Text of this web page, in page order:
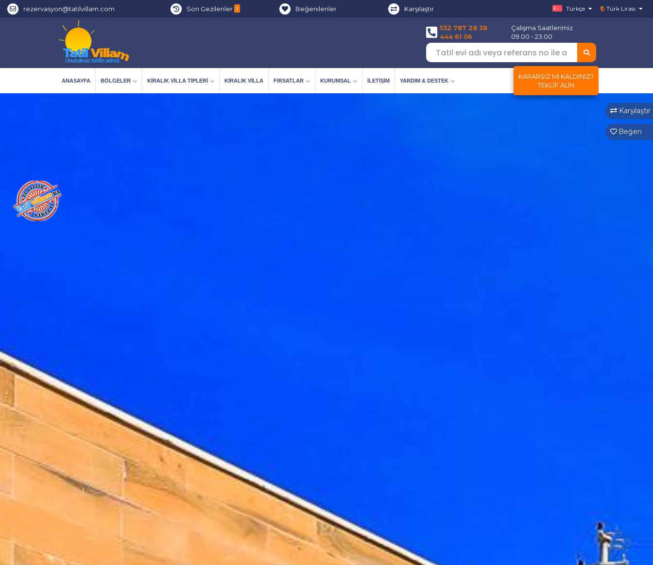
rezervasyon@tatilvillam.com Son Gezilenler 1 Beğenilenler Karşılaştır Türkçe Türk Lirası
532 787 28 38
444 61 06
Çalışma Saatlerimiz
09.00 - 23:00
ANASAYFA BÖLGELER KIRALIK VILLA TIPLERI KIRALIK VILLA FIRSATLAR KURUMSAL İLETIŞIM YARDIM & DESTEK
KARARSIZ MI KALDINIZ?
TEKLIF ALIN
Karşılaştır
Beğen